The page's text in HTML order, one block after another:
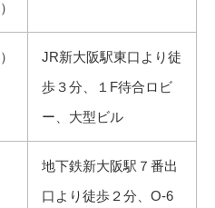
JR新大阪駅東口より徒
歩３分、１F待合ロビ
ー、大型ビル
地下鉄新大阪駅７番出
口より徒歩２分、O-6